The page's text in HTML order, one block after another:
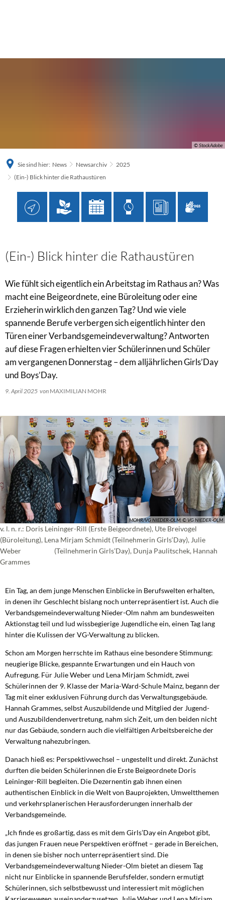
© StockAdobe
Sie sind hier: News Newsarchiv
2025
(Ein-) Blick hinter die Rathaustüren
(Ein-) Blick hinter die Rathaustüren
Wie fühlt sich eigentlich ein Arbeitstag im Rathaus an? Was
macht eine Beigeordnete, eine Büroleitung oder eine
Erzieherin wirklich den ganzen Tag? Und wie viele
spannende Berufe verbergen sich eigentlich hinter den
Türen einer Verbandsgemeindeverwaltung? Antworten
auf diese Fragen erhielten vier Schülerinnen und Schüler
am vergangenen Donnerstag – dem alljährlichen Girls’Day
und Boys’Day.
9. April 2025 von MAXIMILIAN MOHR
MOHR/VG NIEDER-OLM, © VG NIEDER-OLM
v. l. n. r.: Doris Leininger-Rill (Erste Beigeordnete), Ute Breivogel
(Büroleitung), Lena Mirjam Schmidt (Teilnehmerin Girls‘Day), Julie
Weber (Teilnehmerin Girls’Day), Dunja Paulitschek, Hannah
Grammes
Ein Tag, an dem junge Menschen Einblicke in Berufswelten erhalten,
in denen ihr Geschlecht bislang noch unterrepräsentiert ist. Auch die
Verbandsgemeindeverwaltung Nieder-Olm nahm am bundesweiten
Aktionstag teil und lud wissbegierige Jugendliche ein, einen Tag lang
hinter die Kulissen der VG-Verwaltung zu blicken.
Schon am Morgen herrschte im Rathaus eine besondere Stimmung:
neugierige Blicke, gespannte Erwartungen und ein Hauch von
Aufregung. Für Julie Weber und Lena Mirjam Schmidt, zwei
Schülerinnen der 9. Klasse der Maria-Ward-Schule Mainz, begann der
Tag mit einer exklusiven Führung durch das Verwaltungsgebäude.
Hannah Grammes, selbst Auszubildende und Mitglied der Jugend-
und Auszubildendenvertretung, nahm sich Zeit, um den beiden nicht
nur das Gebäude, sondern auch die vielfältigen Arbeitsbereiche der
Verwaltung nahezubringen.
Danach hieß es: Perspektivwechsel – ungestellt und direkt. Zunächst
durften die beiden Schülerinnen die Erste Beigeordnete Doris
Leininger-Rill begleiten. Die Dezernentin gab ihnen einen
authentischen Einblick in die Welt von Bauprojekten, Umweltthemen
und verkehrsplanerischen Herausforderungen innerhalb der
Verbandsgemeinde.
„Ich finde es großartig, dass es mit dem Girls’Day ein Angebot gibt,
das jungen Frauen neue Perspektiven eröffnet – gerade in Bereichen,
in denen sie bisher noch unterrepräsentiert sind. Die
Verbandsgemeindeverwaltung Nieder-Olm bietet an diesem Tag
nicht nur Einblicke in spannende Berufsfelder, sondern ermutigt
Schülerinnen, sich selbstbewusst und interessiert mit möglichen